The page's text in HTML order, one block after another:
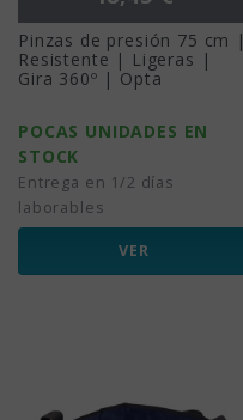
Pinzas de presión 75 cm |
Resistente | Ligeras |
Gira 360º | Opta
POCAS UNIDADES EN
STOCK
Entrega en 1/2 días
laborables
VER